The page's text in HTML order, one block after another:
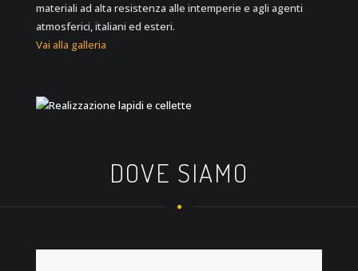
materiali ad alta resistenza alle intemperie e agli agenti
atmosferici, italiani ed esteri.
Vai alla galleria
DOVE SIAMO